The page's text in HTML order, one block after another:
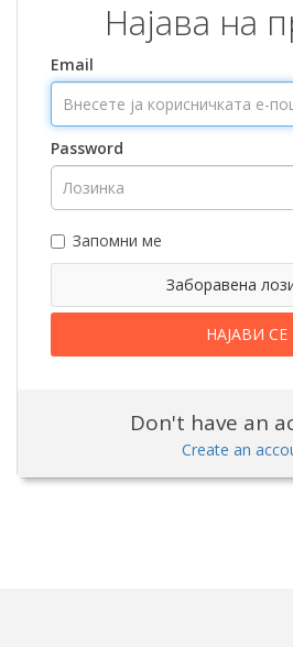
Најава на
Email
Password
Запомни ме
Заборавена
Don't have an
Create an